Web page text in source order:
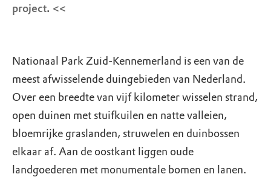
project. <<
Nationaal Park Zuid-Kennemerland is een van de
meest afwisselende duingebieden van Nederland.
Over een breedte van vijf kilometer wisselen strand,
open duinen met stuifkuilen en natte valleien,
bloemrijke graslanden, struwelen en duinbossen
elkaar af. Aan de oostkant liggen oude
landgoederen met monumentale bomen en lanen.